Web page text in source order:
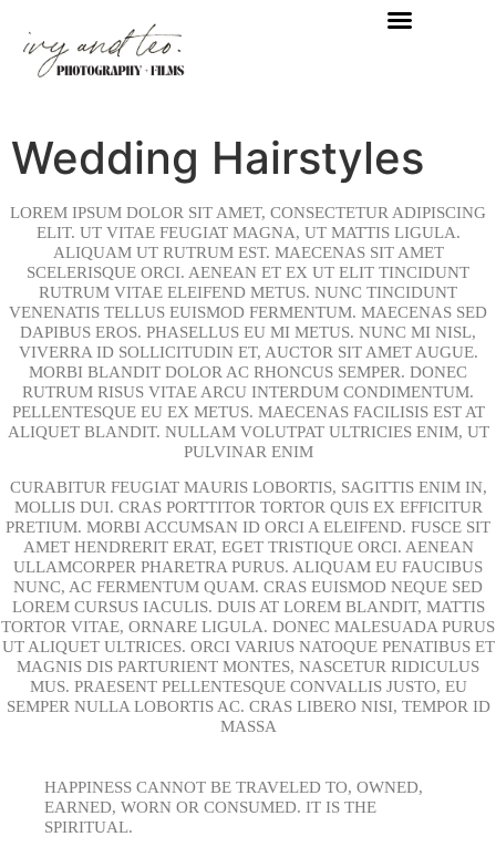
Wedding Hairstyles
LOREM IPSUM DOLOR SIT AMET, CONSECTETUR ADIPISCING
ELIT. UT VITAE FEUGIAT MAGNA, UT MATTIS LIGULA.
ALIQUAM UT RUTRUM EST. MAECENAS SIT AMET
SCELERISQUE ORCI. AENEAN ET EX UT ELIT TINCIDUNT
RUTRUM VITAE ELEIFEND METUS. NUNC TINCIDUNT
VENENATIS TELLUS EUISMOD FERMENTUM. MAECENAS SED
DAPIBUS EROS. PHASELLUS EU MI METUS. NUNC MI NISL,
VIVERRA ID SOLLICITUDIN ET, AUCTOR SIT AMET AUGUE.
MORBI BLANDIT DOLOR AC RHONCUS SEMPER. DONEC
RUTRUM RISUS VITAE ARCU INTERDUM CONDIMENTUM.
PELLENTESQUE EU EX METUS. MAECENAS FACILISIS EST AT
ALIQUET BLANDIT. NULLAM VOLUTPAT ULTRICIES ENIM, UT
PULVINAR ENIM
CURABITUR FEUGIAT MAURIS LOBORTIS, SAGITTIS ENIM IN,
MOLLIS DUI. CRAS PORTTITOR TORTOR QUIS EX EFFICITUR
PRETIUM. MORBI ACCUMSAN ID ORCI A ELEIFEND. FUSCE SIT
AMET HENDRERIT ERAT, EGET TRISTIQUE ORCI. AENEAN
ULLAMCORPER PHARETRA PURUS. ALIQUAM EU FAUCIBUS
NUNC, AC FERMENTUM QUAM. CRAS EUISMOD NEQUE SED
LOREM CURSUS IACULIS. DUIS AT LOREM BLANDIT, MATTIS
TORTOR VITAE, ORNARE LIGULA. DONEC MALESUADA PURUS
UT ALIQUET ULTRICES. ORCI VARIUS NATOQUE PENATIBUS ET
MAGNIS DIS PARTURIENT MONTES, NASCETUR RIDICULUS
MUS. PRAESENT PELLENTESQUE CONVALLIS JUSTO, EU
SEMPER NULLA LOBORTIS AC. CRAS LIBERO NISI, TEMPOR ID
MASSA
HAPPINESS CANNOT BE TRAVELED TO, OWNED,
EARNED, WORN OR CONSUMED. IT IS THE
SPIRITUAL.